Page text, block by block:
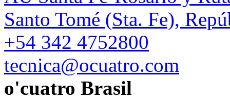
Santo Tomé (Sta. Fe),
+54 342 4752800
tecnica@ocuatro.com
o'cuatro Brasil